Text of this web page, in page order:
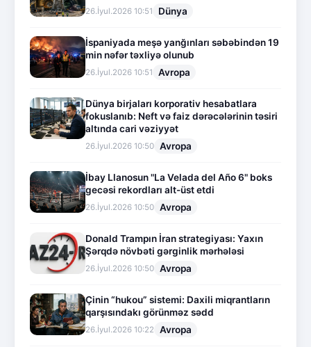
26.İyul.2026 10:51 Dünya
İspaniyada meşə yanğınları səbəbindən 19
min nəfər təxliyə olunub
26.İyul.2026 10:51 Avropa
Dünya birjaları korporativ hesabatlara
fokuslanıb: Neft və faiz dərəcələrinin təsiri
altında cari vəziyyət
26.İyul.2026 10:50 Avropa
İbay Llanosun "La Velada del Año 6" boks
gecəsi rekordları alt-üst etdi
26.İyul.2026 10:50 Avropa
Donald Trampın İran strategiyası: Yaxın
Şərqdə növbəti gərginlik mərhələsi
26.İyul.2026 10:50 Avropa
Çinin “hukou” sistemi: Daxili miqrantların
qarşısındakı görünməz sədd
26.İyul.2026 10:22 Avropa